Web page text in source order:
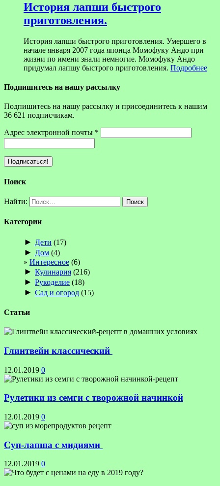
История лапши быстрого
приготовления.
История лапши быстрого приготовления. Умершего в
начале января 2007 года японца Момофуку Андо при
жизни по имени знали немногие. Момофуку Андо
придумал лапшу быстрого приготовления. Подробнее
Подпишитесь на нашу рассылку
Подпишитесь на нашу рассылку и присоединитесь к нашим
36 621 подписчикам.
Адрес электронной почты *
Поиск
Найти:
Категории
► Дети (17)
► Дом (4)
Интересное (6)
► Кулинария (216)
► Рукоделие (18)
► Сад и огород (15)
Статьи
Глинтвейн классический
12.01.2019 0
Рулетики из семги с творожной начинкой
12.01.2019 0
Суп-лапша с мидиями
12.01.2019 0